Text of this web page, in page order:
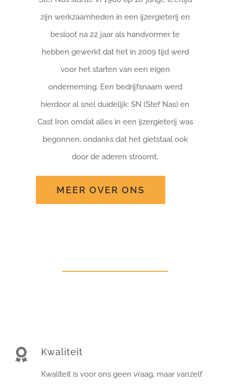
zijn werkzaamheden in een ijzergieterij en
besloot na 22 jaar als handvormer te
hebben gewerkt dat het in 2009 tijd werd
voor het starten van een eigen
onderneming. Een bedrijfsnaam werd
hierdoor al snel duidelijk: SN (Stef Nas) en
Cast Iron omdat alles in een ijzergieterij was
begonnen, ondanks dat het gietstaal ook
door de aderen stroomt.
MEER OVER ONS
Kwaliteit
Kwaliteit is voor ons geen vraag, maar vanzelf